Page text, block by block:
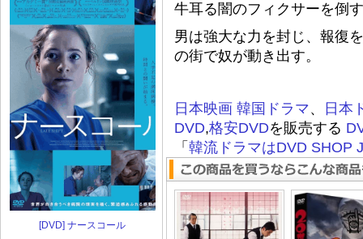
[DVD] ナースコール
牛耳る闇のフィクサーを倒
男は強大な力を封じ、報復
の街で奴が動き出す。
日本映画 韓国ドラマ、
日本
DVD,格安DVDを販売する
「 韓流ドラマはDVD SHOP